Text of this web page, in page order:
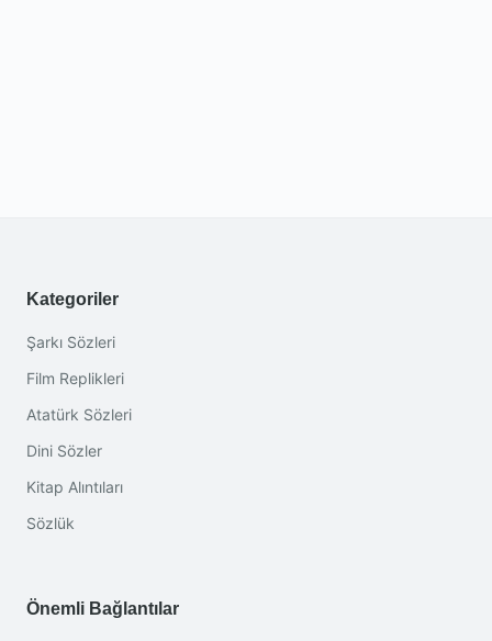
Kategoriler
Şarkı Sözleri
Film Replikleri
Atatürk Sözleri
Dini Sözler
Kitap Alıntıları
Sözlük
Önemli Bağlantılar